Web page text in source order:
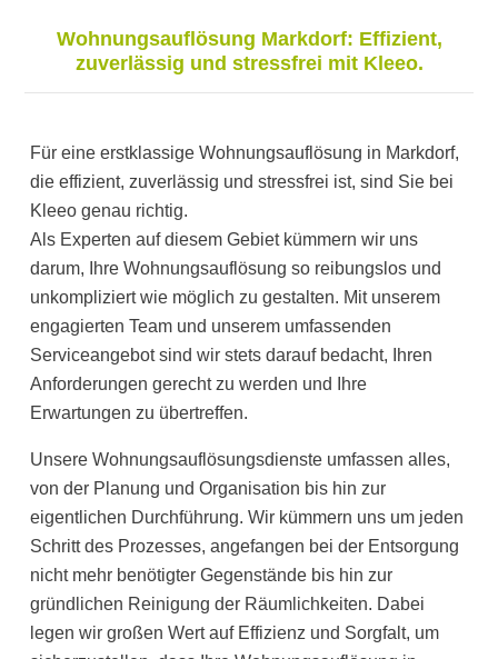
Wohnungsauflösung Markdorf: Effizient,
zuverlässig und stressfrei mit Kleeo.
Für eine erstklassige Wohnungsauflösung in Markdorf,
die effizient, zuverlässig und stressfrei ist, sind Sie bei
Kleeo genau richtig.
Als Experten auf diesem Gebiet kümmern wir uns
darum, Ihre Wohnungsauflösung so reibungslos und
unkompliziert wie möglich zu gestalten. Mit unserem
engagierten Team und unserem umfassenden
Serviceangebot sind wir stets darauf bedacht, Ihren
Anforderungen gerecht zu werden und Ihre
Erwartungen zu übertreffen.
Unsere Wohnungsauflösungsdienste umfassen alles,
von der Planung und Organisation bis hin zur
eigentlichen Durchführung. Wir kümmern uns um jeden
Schritt des Prozesses, angefangen bei der Entsorgung
nicht mehr benötigter Gegenstände bis hin zur
gründlichen Reinigung der Räumlichkeiten. Dabei
legen wir großen Wert auf Effizienz und Sorgfalt, um